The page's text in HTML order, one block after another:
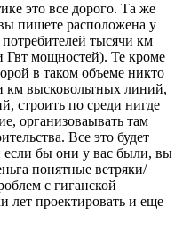
это все дорого. Та же
пишете расположена у
тысячи км
Гвт мощностей). Те кроме
в таком объеме никто
км высковольтных линий,
строить по среди нигде
организоваывать там
Все это будет
бы они у вас были, вы
понятные ветряки/
с гиганской
лет проектировать и еще